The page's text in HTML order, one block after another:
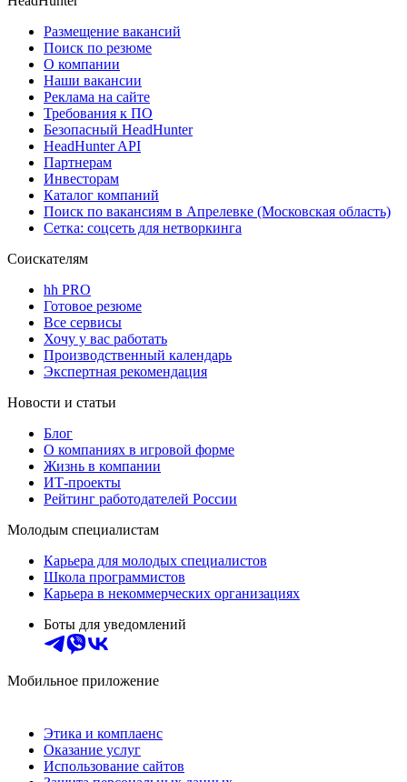
Размещение вакансий
Поиск по резюме
О компании
Наши вакансии
Реклама на сайте
Требования к ПО
Безопасный HeadHunter
HeadHunter API
Партнерам
Инвесторам
Каталог компаний
Поиск по вакансиям в Апрелевке (Московская область)
Сетка: соцсеть для нетворкинга
Соискателям
hh PRO
Готовое резюме
Все сервисы
Хочу у вас работать
Производственный календарь
Экспертная рекомендация
Новости и статьи
Блог
О компаниях в игровой форме
Жизнь в компании
ИТ-проекты
Рейтинг работодателей России
Молодым специалистам
Карьера для молодых специалистов
Школа программистов
Карьера в некоммерческих организациях
Боты для уведомлений
Мобильное приложение
Этика и комплаенс
Оказание услуг
Использование сайтов